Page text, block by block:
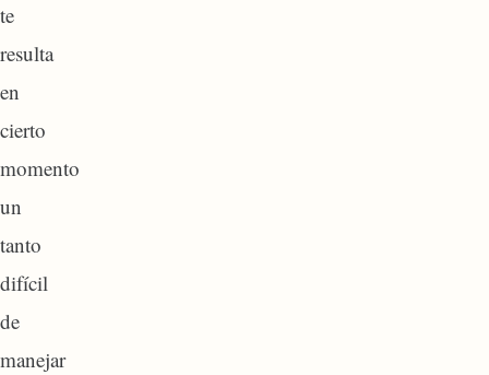
te
resulta
en
cierto
momento
un
tanto
difícil
de
manejar